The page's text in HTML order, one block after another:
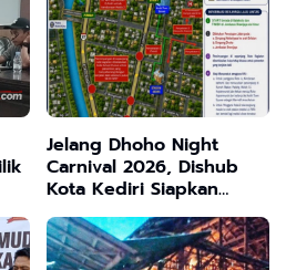
Jelang Dhoho Night
Carnival 2026, Dishub
Kota Kediri Siapkan
Skema Rekayasa Lalu
Lintas